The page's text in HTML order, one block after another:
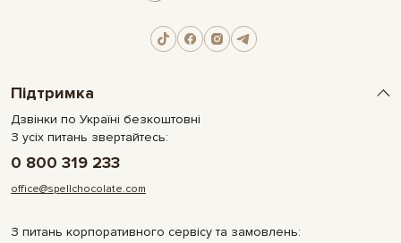
Підтримка
Дзвінки по Україні безкоштовні
З усіх питань звертайтесь:
0 800 319 233
office@spellchocolate.com
З питань корпоративного сервісу та замовлень: